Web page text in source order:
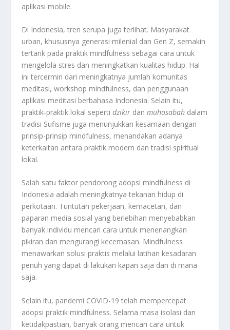
aplikasi mobile.
Di Indonesia, tren serupa juga terlihat. Masyarakat
urban, khususnya generasi milenial dan Gen Z, semakin
tertarik pada praktik mindfulness sebagai cara untuk
mengelola stres dan meningkatkan kualitas hidup. Hal
ini tercermin dari meningkatnya jumlah komunitas
meditasi, workshop mindfulness, dan penggunaan
aplikasi meditasi berbahasa Indonesia. Selain itu,
praktik-praktik lokal sepertidzikir danmuhasabah dalam
tradisi Sufisme juga menunjukkan kesamaan dengan
prinsip-prinsip mindfulness, menandakan adanya
keterkaitan antara praktik modern dan tradisi spiritual
lokal.
Salah satu faktor pendorong adopsi mindfulness di
Indonesia adalah meningkatnya tekanan hidup di
perkotaan. Tuntutan pekerjaan, kemacetan, dan
paparan media sosial yang berlebihan menyebabkan
banyak individu mencari cara untuk menenangkan
pikiran dan mengurangi kecemasan. Mindfulness
menawarkan solusi praktis melalui latihan kesadaran
penuh yang dapat di lakukan kapan saja dan di mana
saja.
Selain itu, pandemi COVID-19 telah mempercepat
adopsi praktik mindfulness. Selama masa isolasi dan
ketidakpastian, banyak orang mencari cara untuk